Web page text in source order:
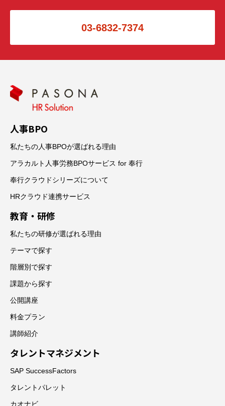
03-6832-7374
人事BPO
私たちの人事BPOが選ばれる理由
アラカルト人事労務BPOサービス for 奉行
奉行クラウドシリーズについて
HRクラウド連携サービス
教育・研修
私たちの研修が選ばれる理由
テーマで探す
階層別で探す
課題から探す
公開講座
料金プラン
講師紹介
タレントマネジメント
SAP SuccessFactors
タレントパレット
カオナビ